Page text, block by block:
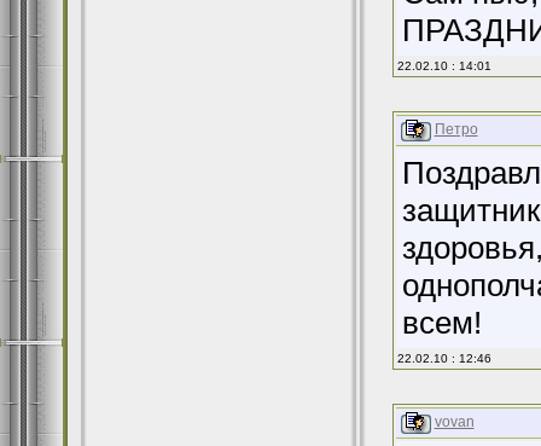
22.02.10 : 14:01
Петро
всем!
22.02.10 : 12:46
vovan